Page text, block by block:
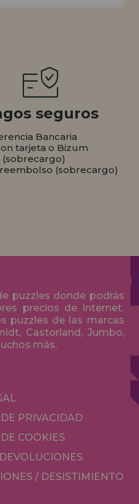
seguros
Bancaria
tarjeta o Bizum
(sobrecargo)
(sobrecargo)
puzzles donde podrás
precios de Internet.
puzzles de las marcas
Castorland, Jumbo,
más.
PRIVACIDAD
COOKIES
/ DESISTIMIENTO